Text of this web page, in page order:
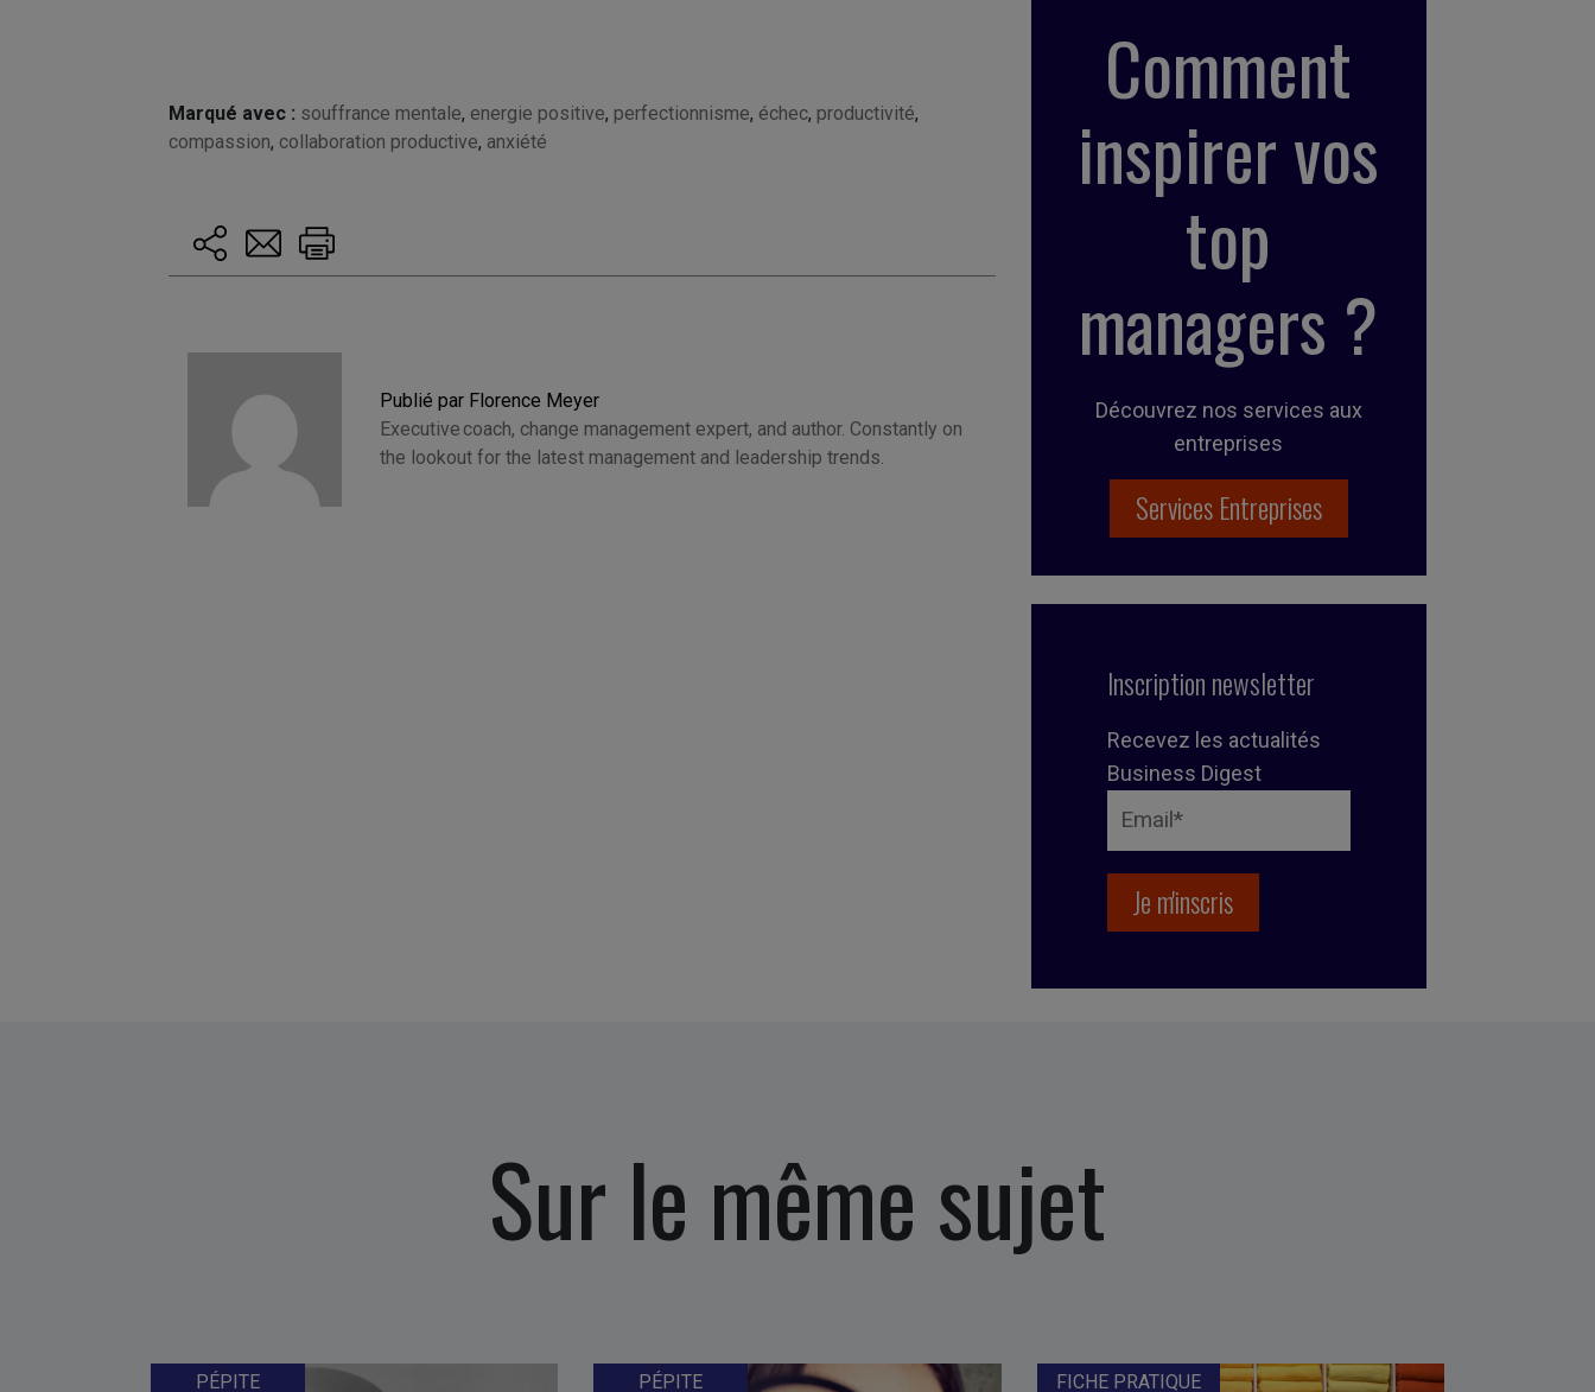
Marqué avec : souffrance mentale, energie positive, perfectionnisme, échec, productivité,
compassion, collaboration productive, anxiété
Publié par Florence Meyer
Executive coach, change management expert, and author. Constantly on
the lookout for the latest management and leadership trends.
Comment
inspirer vos
top
managers ?
Découvrez nos services aux
entreprises
Services Entreprises
Inscription newsletter
Recevez les actualités
Business Digest
Sur le même sujet
PÉPITE PÉPITE FICHE PRATIQUE